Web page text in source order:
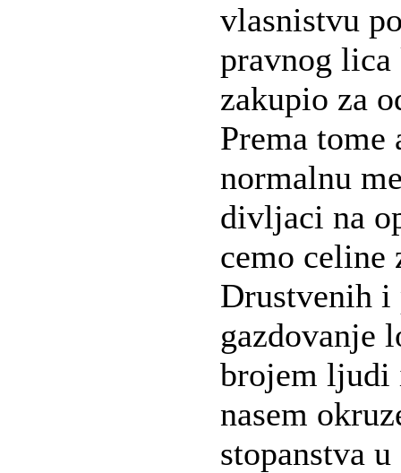
vlasnistvu
pravnog
zakupio za
Prema tome
normalnu
divljaci na
cemo celine
Drustvenih i
gazdovanje
brojem ljudi
nasem
stopanstva